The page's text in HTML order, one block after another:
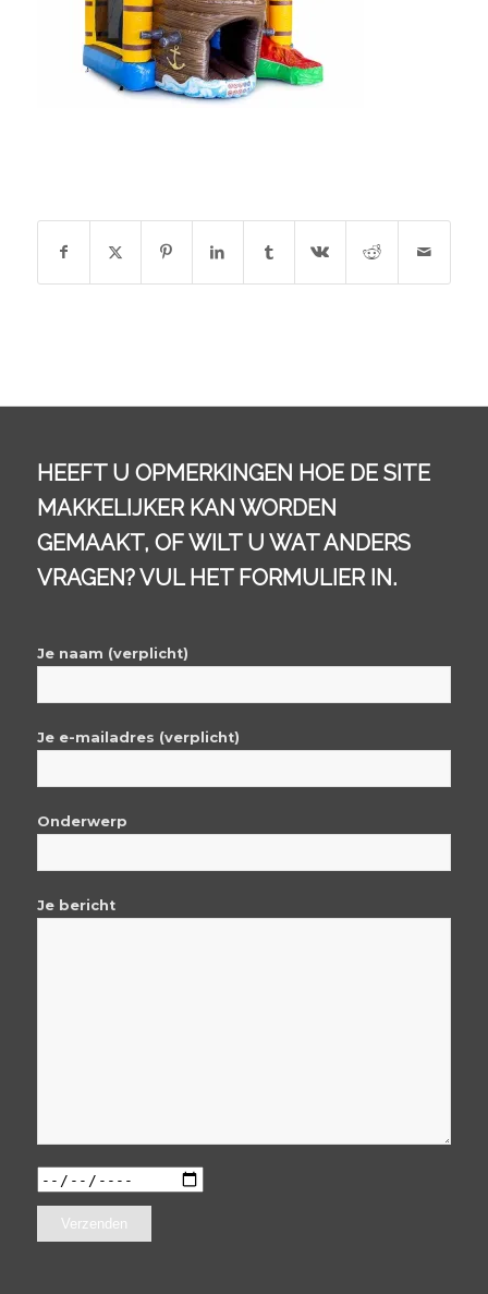
HEEFT U OPMERKINGEN HOE DE SITE
MAKKELIJKER KAN WORDEN
GEMAAKT, OF WILT U WAT ANDERS
VRAGEN? VUL HET FORMULIER IN.
Je naam (verplicht)
Je e-mailadres (verplicht)
Onderwerp
Je bericht